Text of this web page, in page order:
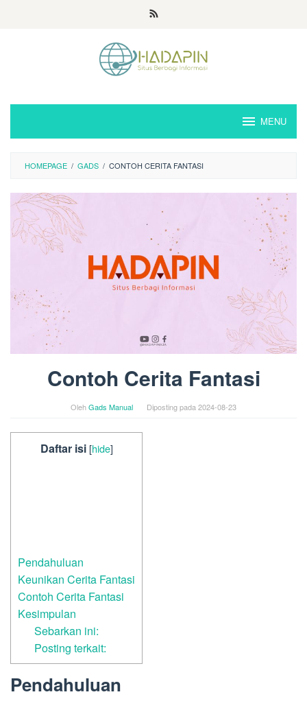
MENU
HOMEPAGE / GADS / CONTOH CERITA FANTASI
Contoh Cerita Fantasi
OlehGads Manual Diposting pada 2024-08-23
Daftar isi [hide]
Pendahuluan
Keunikan Cerita Fantasi
Contoh Cerita Fantasi
Kesimpulan
Sebarkan ini:
Posting terkait:
Pendahuluan